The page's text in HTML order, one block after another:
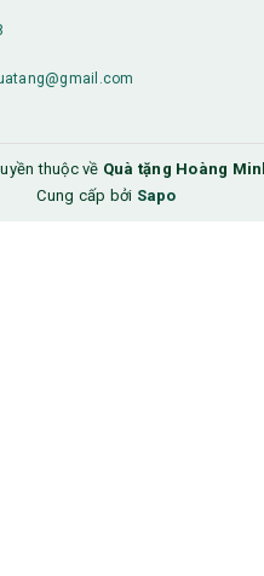
thuộc về Quà tặng Hoàng
Cung cấp bởi Sapo